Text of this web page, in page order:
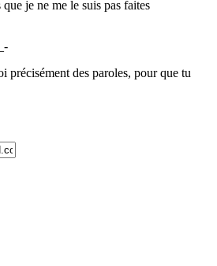
je ne me le suis pas faites
précisément des paroles, pour que tu